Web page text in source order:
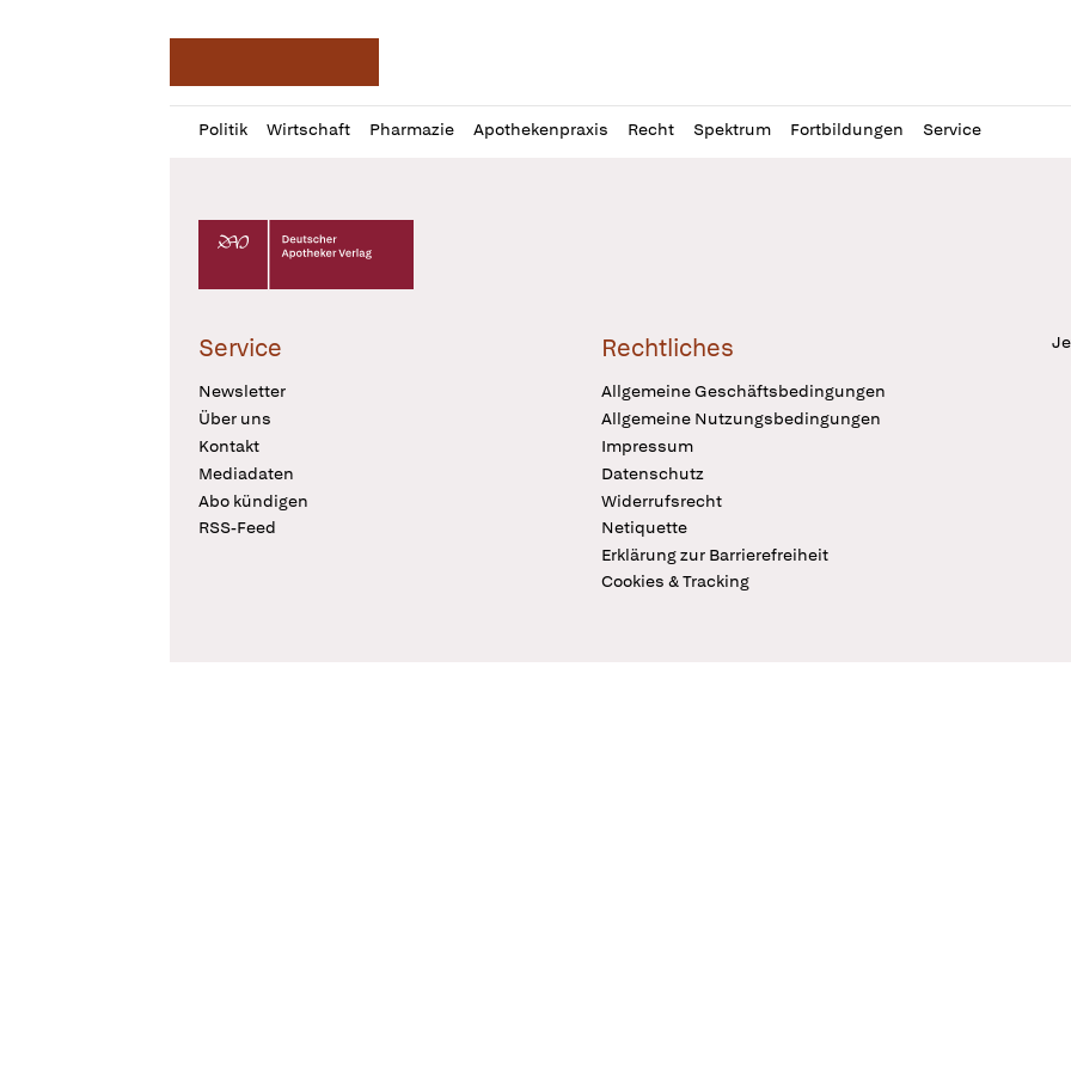
Politik Wirtschaft Pharmazie Apothekenpraxis Recht Spektrum Fortbildungen Service
Profil
öffnen
Daz
Pur
Deutscher Apotheker Verlag Logo
Service
Newsletter
Über uns
Kontakt
Mediadaten
Abo kündigen
RSS-Feed
Rechtliches
Allgemeine Geschäftsbedingungen
Allgemeine Nutzungsbedingungen
Impressum
Datenschutz
Widerrufsrecht
Netiquette
Erklärung zur Barrierefreiheit
Cookies & Tracking